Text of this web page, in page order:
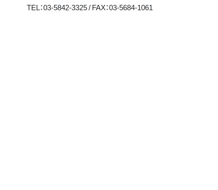
TEL：03-5842-3325 / FAX：03-5684-1061